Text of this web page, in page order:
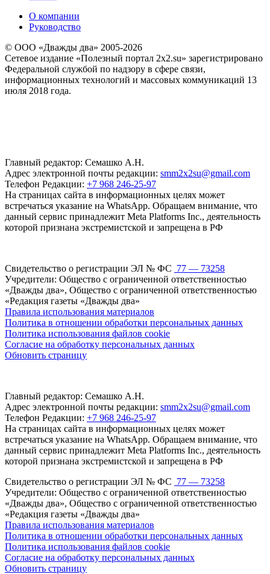
О компании
Руководство
© ООО «Дважды два» 2005-2026
Сетевое издание «Полезный портал 2x2.su» зарегистрировано
Федеральной службой по надзору в сфере связи,
информационных технологий и массовых коммуникаций 13
июля 2018 года.
Главный редактор: Семашко А.Н.
Адрес электронной почты редакции: smm2x2su@gmail.com
Телефон Редакции: +7 968 246-25-97
На страницах сайта в информационных целях может
встречаться указание на WhatsApp. Обращаем внимание, что
данный сервис принадлежит Meta Platforms Inc., деятельность
которой признана экстремистской и запрещена в РФ
Свидетельство о регистрации ЭЛ № ФС 77 — 73258
Учредители: Общество с ограниченной ответственностью
«Дважды два», Общество с ограниченной ответственностью
«Редакция газеты «Дважды два»
Правила использования материалов
Политика в отношении обработки персональных данных
Политика использования файлов cookie
Согласие на обработку персональных данных
Обновить страницу
Главный редактор: Семашко А.Н.
Адрес электронной почты редакции: smm2x2su@gmail.com
Телефон Редакции: +7 968 246-25-97
На страницах сайта в информационных целях может
встречаться указание на WhatsApp. Обращаем внимание, что
данный сервис принадлежит Meta Platforms Inc., деятельность
которой признана экстремистской и запрещена в РФ
Свидетельство о регистрации ЭЛ № ФС 77 — 73258
Учредители: Общество с ограниченной ответственностью
«Дважды два», Общество с ограниченной ответственностью
«Редакция газеты «Дважды два»
Правила использования материалов
Политика в отношении обработки персональных данных
Политика использования файлов cookie
Согласие на обработку персональных данных
Обновить страницу